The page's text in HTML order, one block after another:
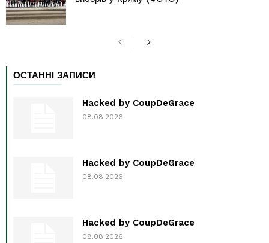
ОСТАННІ ЗАПИСИ
Hacked by CoupDeGrace
08.08.2026
Hacked by CoupDeGrace
08.08.2026
Hacked by CoupDeGrace
08.08.2026